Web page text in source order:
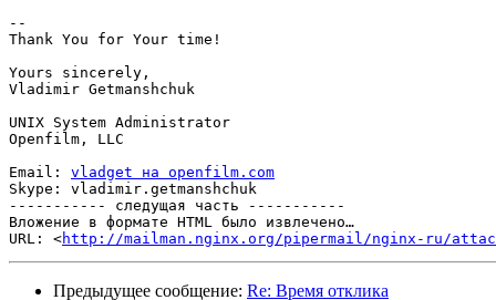
--
Thank You for Your time!
Yours sincerely,
Vladimir Getmanshchuk
UNIX System Administrator
Openfilm, LLC
Email: vladget на openfilm.com
Skype: vladimir.getmanshchuk
----------- следущая часть -----------
Вложение в формате HTML было извлечено…
URL: <http://mailman.nginx.org/pipermail/nginx-ru/
Предыдущее сообщение: Re: Время отклика